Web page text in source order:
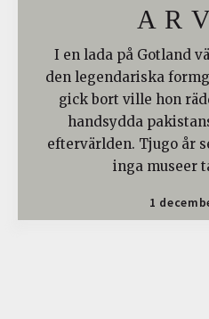
A R
I en lada på Gotland
den legendariska
gick bort ville hon
handsydda
eftervärlden. Tjugo år
inga museer
1